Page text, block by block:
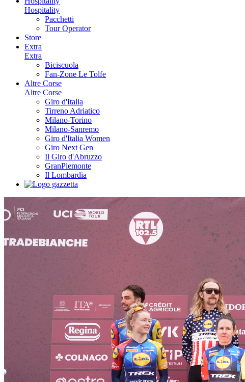
Hospitality
Pacchetti
Tour Operator
Store
Extra
Extra
Biciscuola
Fan-Zone Le Tolfe
Altre Corse
Altre Corse
Giro d'Italia
Tirreno Adriatico
Milano-Torino
Milano-Sanremo
Giro d'Italia Women
Giro Next Gen
Il Giro d'Abruzzo
GranPiemonte
Il Lombardia